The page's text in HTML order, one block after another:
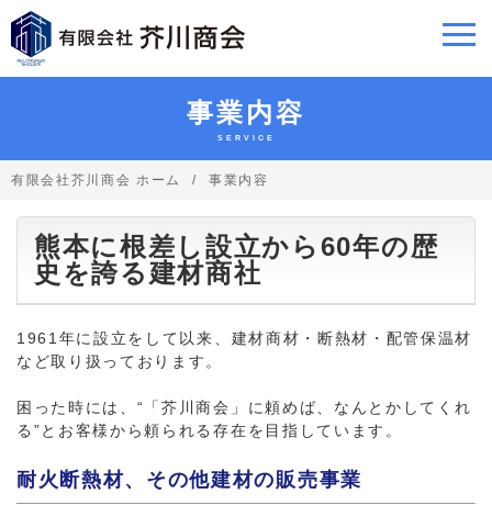
事業内容
SERVICE
有限会社芥川商会 ホーム 事業内容
熊本に根差し設立から60年の歴
史を誇る建材商社
1961年に設立をして以来、建材商材・断熱材・配管保温材
など取り扱っております。
困った時には、“「芥川商会」に頼めば、なんとかしてくれ
る”とお客様から頼られる存在を目指しています。
耐火断熱材、その他建材の販売事業